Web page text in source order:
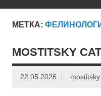
МЕТКА:
MOSTITSKY
22.05.2026 mostitsky